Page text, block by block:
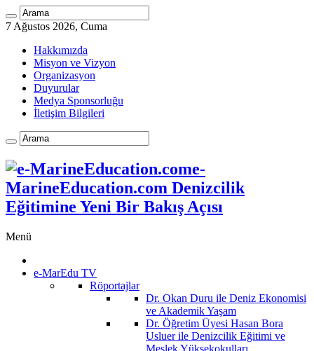
7 Ağustos 2026, Cuma
Hakkımızda
Misyon ve Vizyon
Organizasyon
Duyurular
Medya Sponsorluğu
İletişim Bilgileri
e-
MarineEducation.com Denizcilik
Eğitimine Yeni Bir Bakış Açısı
Menü
e-MarEdu TV
Röportajlar
Dr. Okan Duru ile Deniz Ekonomisi
ve Akademik Yaşam
Dr. Öğretim Üyesi Hasan Bora
Usluer ile Denizcilik Eğitimi ve
Meslek Yüksekokulları